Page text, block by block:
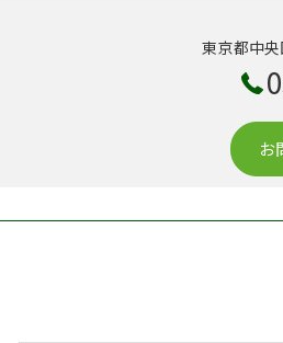
東京都中
お